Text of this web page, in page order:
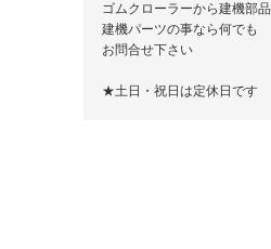
ゴムクローラーから建機部品
建機パーツの事なら何でも
お問合せ下さい
★土日・祝日は定休日です